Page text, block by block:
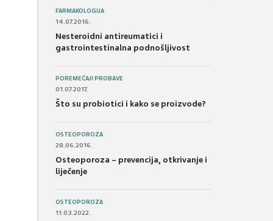
FARMAKOLOGIJA
14.07.2016.
Nesteroidni antireumatici i
gastrointestinalna podnošljivost
POREMEĆAJI PROBAVE
01.07.2017.
Što su probiotici i kako se proizvode?
OSTEOPOROZA
28.06.2016.
Osteoporoza – prevencija, otkrivanje i
liječenje
OSTEOPOROZA
11.03.2022.